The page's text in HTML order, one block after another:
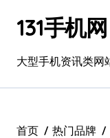
131手机网
大型手机资讯类网
首页 热门品牌